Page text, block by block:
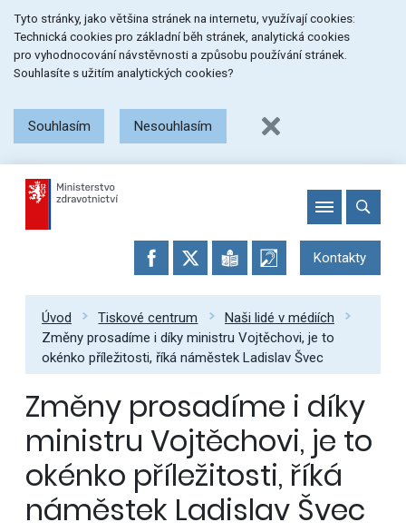
na
menu
na
obsah
na
patičku
stránky
Tyto stránky, jako většina stránek na internetu, využívají cookies:
Technická cookies pro základní běh stránek, analytická cookies
pro vyhodnocování návstěvnosti a způsobu používání stránek.
Souhlasíte s užitím analytických cookies?
Souhlasím Nesouhlasím
Kontakty
Úvod Tiskové centrum
Naši lidé v médiích
Změny prosadíme i díky ministru Vojtěchovi, je to
okénko příležitosti, říká náměstek Ladislav Švec
Změny prosadíme i díky
ministru Vojtěchovi, je to
okénko příležitosti, říká
náměstek Ladislav Švec